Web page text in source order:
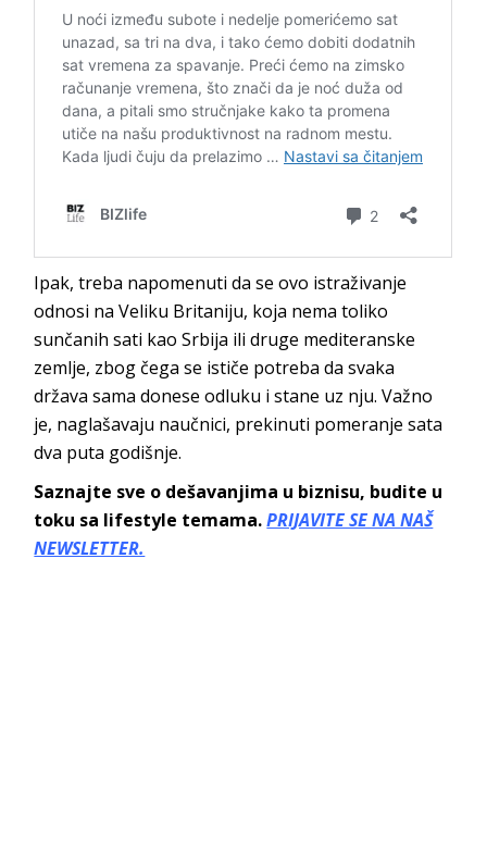
Ipak, treba napomenuti da se ovo istraživanje
odnosi na Veliku Britaniju, koja nema toliko
sunčanih sati kao Srbija ili druge mediteranske
zemlje, zbog čega se ističe potreba da svaka
država sama donese odluku i stane uz nju. Važno
je, naglašavaju naučnici, prekinuti pomeranje sata
dva puta godišnje.
Saznajte sve o dešavanjima u biznisu, budite u
toku sa lifestyle temama.PRIJAVITE SE NA NAŠ
NEWSLETTER.